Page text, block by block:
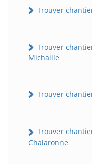
Trouver
Trouver
Michaille
Trouver
Trouver
Chalaronne